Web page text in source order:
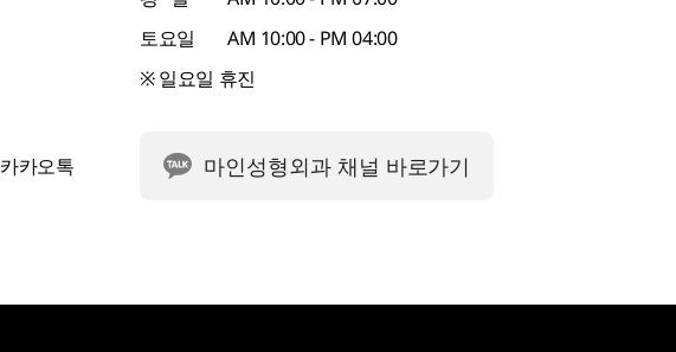
토요일
AM 10:00 - PM 04:00
※ 일요일 휴진
카카오톡 마인성형외과 채널 바로가기